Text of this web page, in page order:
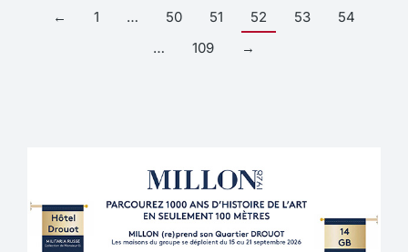
← 1 … 50 51 52 53
54
…
109 →